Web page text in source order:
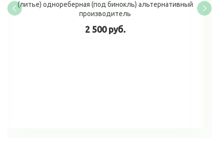
(литье) однореберная (под бинокль) альтернативный
производитель
2 500 руб.